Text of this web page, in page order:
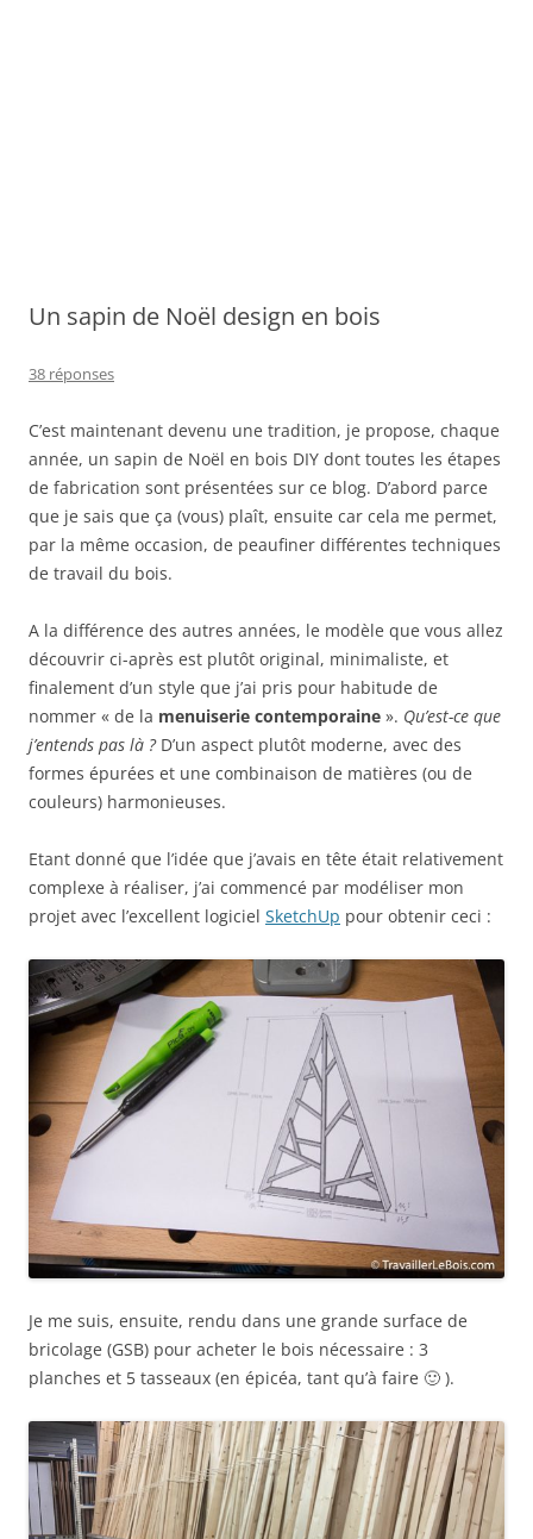
Un sapin de Noël design en bois
38 réponses
C’est maintenant devenu une tradition, je propose, chaque
année, un sapin de Noël en bois DIY dont toutes les étapes
de fabrication sont présentées sur ce blog. D’abord parce
que je sais que ça (vous) plaît, ensuite car cela me permet,
par la même occasion, de peaufiner différentes techniques
de travail du bois.
A la différence des autres années, le modèle que vous allez
découvrir ci-après est plutôt original, minimaliste, et
finalement d’un style que j’ai pris pour habitude de
nommer « de la menuiserie contemporaine ». Qu’est-ce que
j’entends pas là ?D’un aspect plutôt moderne, avec des
formes épurées et une combinaison de matières (ou de
couleurs) harmonieuses.
Etant donné que l’idée que j’avais en tête était relativement
complexe à réaliser, j’ai commencé par modéliser mon
projet avec l’excellent logiciel SketchUp pour obtenir ceci :
Je me suis, ensuite, rendu dans une grande surface de
bricolage (GSB) pour acheter le bois nécessaire : 3
planches et 5 tasseaux (en épicéa, tant qu’à faire 🙂 ).